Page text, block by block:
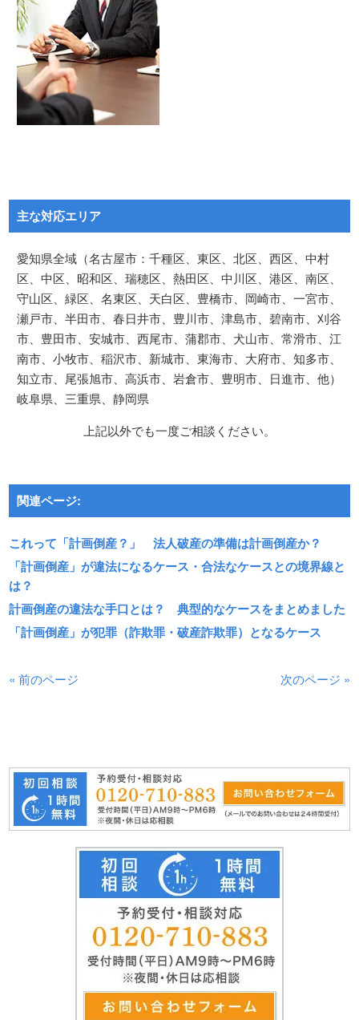
主な対応エリア
愛知県全域（名古屋市：千種区、東区、北区、西区、中村
区、中区、昭和区、瑞穂区、熱田区、中川区、港区、南区、
守山区、緑区、名東区、天白区、豊橋市、岡崎市、一宮市、
瀬戸市、半田市、春日井市、豊川市、津島市、碧南市、刈谷
市、豊田市、安城市、西尾市、蒲郡市、犬山市、常滑市、江
南市、小牧市、稲沢市、新城市、東海市、大府市、知多市、
知立市、尾張旭市、高浜市、岩倉市、豊明市、日進市、他）
岐阜県、三重県、静岡県
上記以外でも一度ご相談ください。
関連ページ:
これって「計画倒産？」 法人破産の準備は計画倒産か？
「計画倒産」が違法になるケース・合法なケースとの境界線と
は？
計画倒産の違法な手口とは？ 典型的なケースをまとめました
「計画倒産」が犯罪（詐欺罪・破産詐欺罪）となるケース
« 前のページ 次のページ »